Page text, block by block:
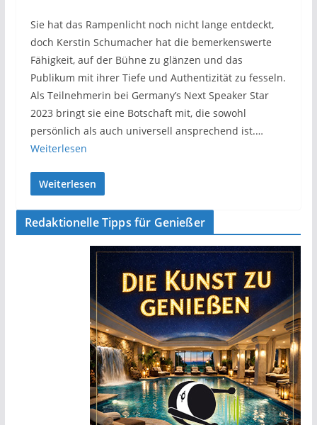
Sie hat das Rampenlicht noch nicht lange entdeckt,
doch Kerstin Schumacher hat die bemerkenswerte
Fähigkeit, auf der Bühne zu glänzen und das
Publikum mit ihrer Tiefe und Authentizität zu fesseln.
Als Teilnehmerin bei Germany’s Next Speaker Star
2023 bringt sie eine Botschaft mit, die sowohl
persönlich als auch universell ansprechend ist.…
Weiterlesen
Weiterlesen
Redaktionelle Tipps für Genießer